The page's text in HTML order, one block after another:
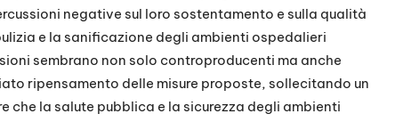
negative sul loro sostentamento e sulla qualità
e la sanificazione degli ambienti ospedalieri
sembrano non solo controproducenti ma anche
ripensamento delle misure proposte, sollecitando un
la salute pubblica e la sicurezza degli ambienti